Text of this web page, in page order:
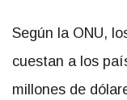
Según la ONU,
cuestan a los
millones de